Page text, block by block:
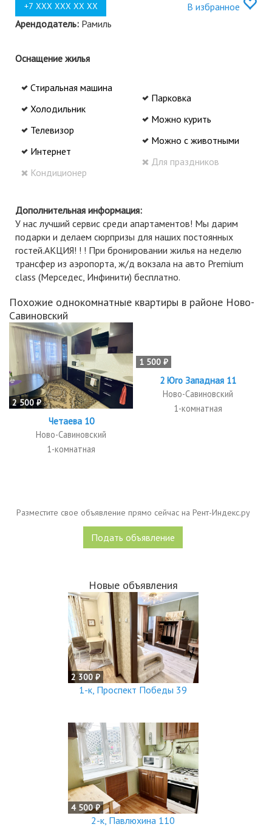
В избранное
Арендодатель: Рамиль
Оснащение жилья
Стиральная машина
Холодильник
Телевизор
Интернет
Кондиционер
Парковка
Можно курить
Можно с животными
Для праздников
Дополнительная информация:
У нас лучший сервис среди апартаментов! Мы дарим
подарки и делаем сюрпризы для наших постоянных
гостей.АКЦИЯ! ! ! При бронировании жилья на неделю
трансфер из аэропорта, ж/д вокзала на авто Premium
class (Мерседес, Инфинити) бесплатно.
Похожие однокомнатные квартиры в районе Ново-
Савиновский
2 500 ₽
Четаева 10
Ново-Савиновский
1-комнатная
1 500 ₽
2 Юго Западная 11
Ново-Савиновский
1-комнатная
Разместите свое объявление прямо сейчас на Рент-Индекс.ру
Подать объявление
Новые объявления
2 300 ₽
1-к, Проспект Победы 39
4 500 ₽
2-к, Павлюхина 110